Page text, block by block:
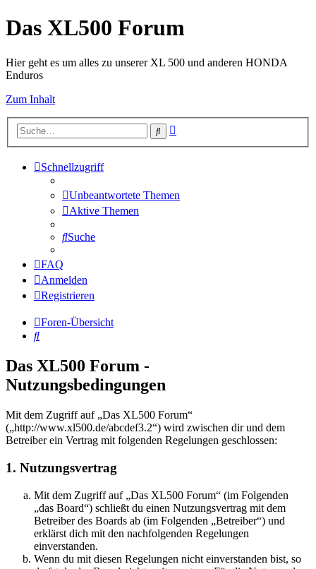
Das XL500 Forum
Hier geht es um alles zu unserer XL 500 und anderen HONDA
Enduros
Zum Inhalt
Suche
Schnellzugriff
Unbeantwortete Themen
Aktive Themen
Suche
FAQ
Anmelden
Registrieren
Foren-Übersicht
Suche
Das XL500 Forum -
Nutzungsbedingungen
Mit dem Zugriff auf „Das XL500 Forum“
(„http://www.xl500.de/abcdef3.2“) wird zwischen dir und dem
Betreiber ein Vertrag mit folgenden Regelungen geschlossen:
1. Nutzungsvertrag
Mit dem Zugriff auf „Das XL500 Forum“ (im Folgenden
„das Board“) schließt du einen Nutzungsvertrag mit dem
Betreiber des Boards ab (im Folgenden „Betreiber“) und
erklärst dich mit den nachfolgenden Regelungen
einverstanden.
Wenn du mit diesen Regelungen nicht einverstanden bist, so